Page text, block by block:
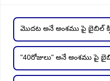
మొదట అనే అంశము పై బైబిల్
"40రోజులు" అనే అంశము పై